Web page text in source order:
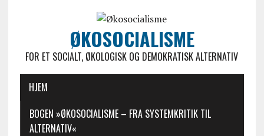
ØKOSOCIALISME
FOR ET SOCIALT, ØKOLOGISK OG DEMOKRATISK ALTERNATIV
HJEM
BOGEN »ØKOSOCIALISME – FRA SYSTEMKRITIK TIL
ALTERNATIV«